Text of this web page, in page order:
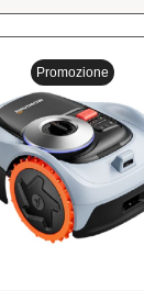
Promozione